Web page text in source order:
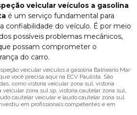
veicular veículos a gasolina
é um serviço fundamental para
confiabilidade do veículo. É por meio
possíveis problemas mecânicos,
possam comprometer o
do carro.
veicular veículos a gasolina Balneário Mar
você precisa aqui na ECV Paulista. São
como vistoria veicular zona sul, vistoria
zona sul sp, vistoria cautelar zona sul,
cautelar veicular e laudo cautelar zona sul.
em profissionais competentes e em